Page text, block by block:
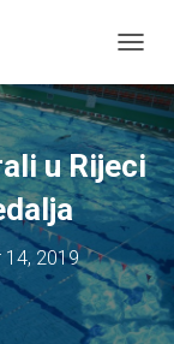
o
g
g
l
e
N
a
v
i
g
a
t
u Rijeci
2019